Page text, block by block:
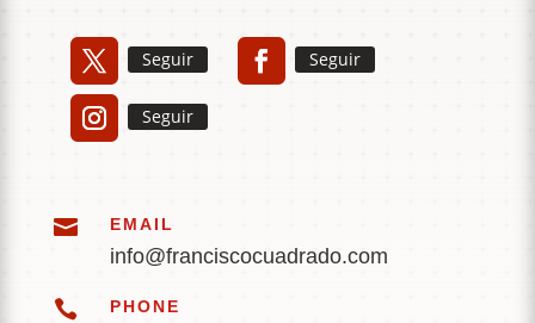
Seguir Seguir
Seguir
 EMAIL
info@franciscocuadrado.com
 PHONE